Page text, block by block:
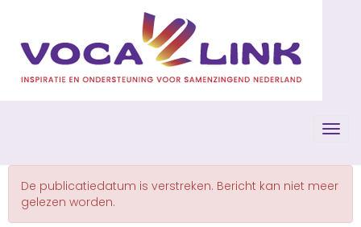
De publicatiedatum is verstreken. Bericht kan niet meer
gelezen worden.